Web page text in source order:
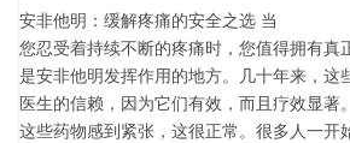
安非他明：缓解疼痛的安全之选 当
您忍受着持续不断的疼痛时，您值得拥有真
是安非他明发挥作用的地方。几十年来，这
医生的信赖，因为它们有效，而且疗效显著
这些药物感到紧张，这很正常。很多人一开